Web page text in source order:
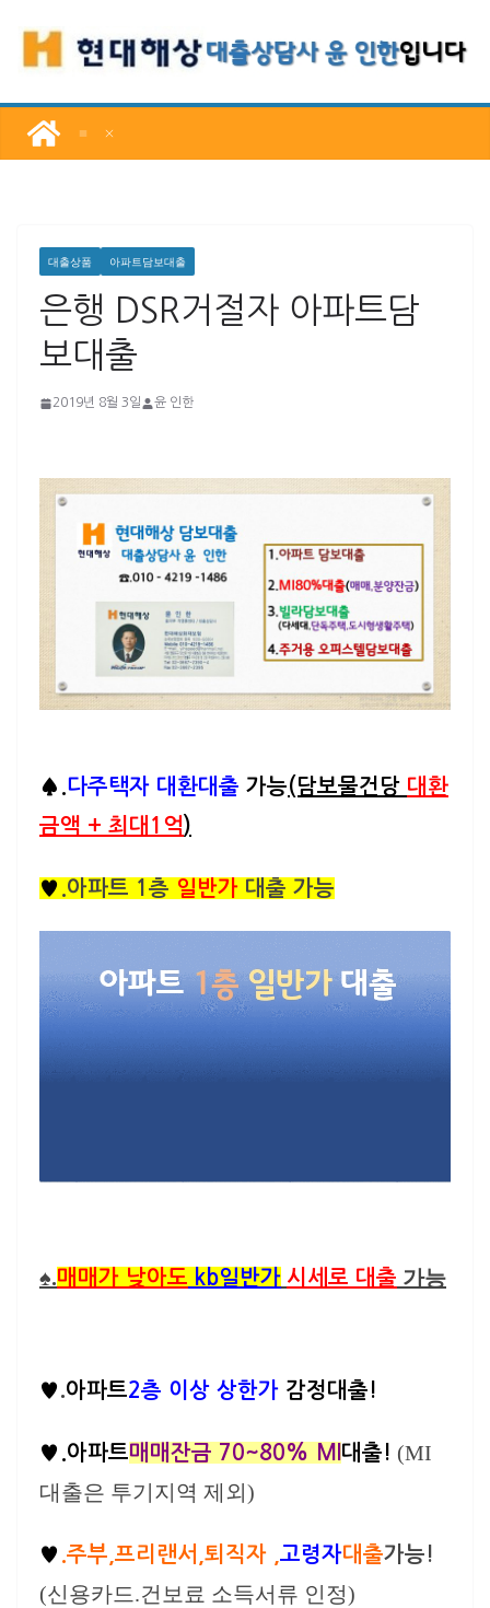
로
너
대출상품 아파트담보대출
은행 DSR거절자 아파트담
보대출
2019년 8월 3일 윤 인한
♠. 다주택자 대환대출 가능(담보물건당 대환
금액 + 최대1억)
♥ .아파트 1층 일반가 대출 가능
♠.매매가 낮아도 kb일반가 시세로 대출 가능
♥ .아파트2층 이상 상한가 감정대출!
♥. 아파트매매잔금 70~80% MI 대출! (MI
대출은 투기지역 제외)
♥ .주부,프리랜서,퇴직자 , 고령자대출가능!
(신용카드.건보료 소득서류 인정)